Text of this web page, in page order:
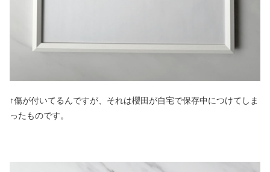
↑傷が付いてるんですが、それは櫻田が自宅で保存中につけてしま
ったものです。